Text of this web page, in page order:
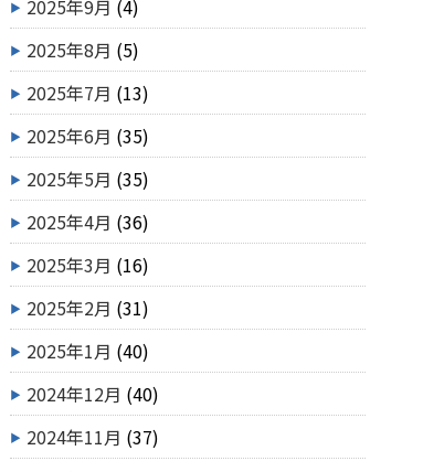
2025年9月 (4)
2025年8月 (5)
2025年7月 (13)
2025年6月 (35)
2025年5月 (35)
2025年4月 (36)
2025年3月 (16)
2025年2月 (31)
2025年1月 (40)
2024年12月 (40)
2024年11月 (37)